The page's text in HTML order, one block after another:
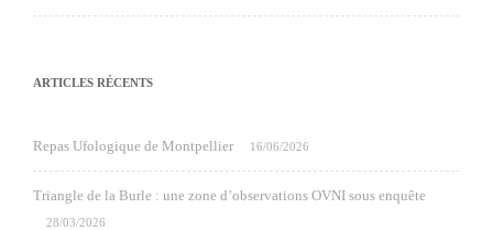
ARTICLES RÉCENTS
Repas Ufologique de Montpellier 16/06/2026
Triangle de la Burle : une zone d’observations OVNI sous enquête
28/03/2026